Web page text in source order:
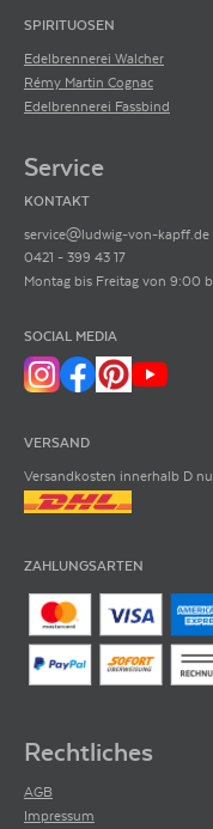
SPIRITUOSEN
Edelbrennerei Walcher
Rémy Martin Cognac
Edelbrennerei Fassbind
Service
KONTAKT
service@ludwig-von-kapff.de
0421 - 399 43 17
Montag bis Freitag von 9:00
SOCIAL MEDIA
VERSAND
Versandkosten innerhalb D
ZAHLUNGSARTEN
Rechtliches
AGB
Impressum